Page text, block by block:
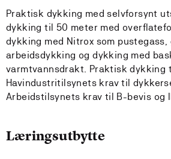
Praktisk dykking med selvforsynt
dykking til 50 meter med
dykking med Nitrox som pustegass,
arbeidsdykking og dykking med
varmtvannsdrakt. Praktisk dykking
Havindustritilsynets krav til
Arbeidstilsynets krav til B-bevis og
Læringsutbytte